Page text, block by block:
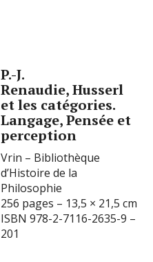
P.-J.
Renaudie,Husserl
et les catégories.
Langage, Pensée et
perception
Vrin – Bibliothèque
d’Histoire de la
Philosophie
256 pages – 13,5 × 21,5 cm
ISBN 978-2-7116-2635-9 –
201